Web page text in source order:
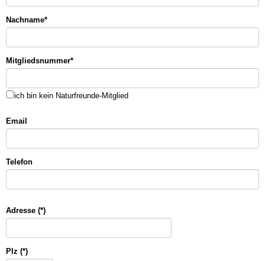
Nachname*
Mitgliedsnummer*
ich bin kein Naturfreunde-Mitglied
Email
Telefon
Adresse (*)
Plz (*)